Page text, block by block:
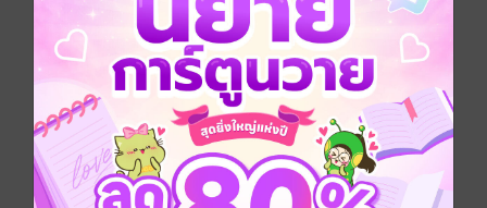
AI ไม่ได้มาแทนที่ความรู้โบราณ แต่เป็นเครื่องมือเสริม
ที่สามารถช่วยให้การพยากรณ์มีความรวดเร็ว เปิดมุมมอง
มากยิ่งขึ้น
ผู้อ่านจะได้เรียนรู้วิธีการนำ AI มาใช้ในการพยากรณ์
ตั้งแต่การประยุกต์ใช้เทคโนโลยีไปจนถึงการตีความผล
การพยากรณ์ที่ได้จาก AI
หนังสือเล่มนี้เหมาะกับนักพยากรณ์ ผู้ฝึกพยากรณ์ที่ต้องการ